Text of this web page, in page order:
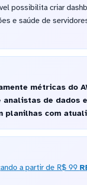
possibilita criar
e saúde de
métricas do
de dados
planilhas com
a partir de R$ 99